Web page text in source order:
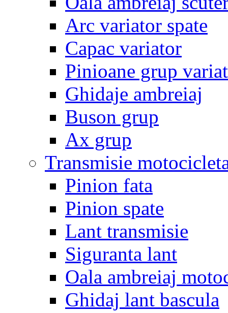
Arc variator spate
Capac variator
Pinioane grup
Ghidaje ambreiaj
Buson grup
Ax grup
Transmisie
Pinion fata
Pinion spate
Lant transmisie
Siguranta lant
Oala ambreiaj
Ghidaj lant bascula